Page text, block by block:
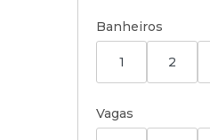
Banheiros
1 2
Vagas